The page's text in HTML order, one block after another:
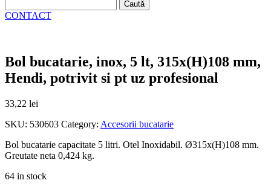
după:
CONTACT
Bol bucatarie, inox, 5 lt, 315x(H)108 mm,
Hendi, potrivit si pt uz profesional
33,22 lei
SKU: 530603 Category: Accesorii bucatarie
Bol bucatarie capacitate 5 litri. Otel Inoxidabil. Ø315x(H)108 mm.
Greutate neta 0,424 kg.
64 in stock